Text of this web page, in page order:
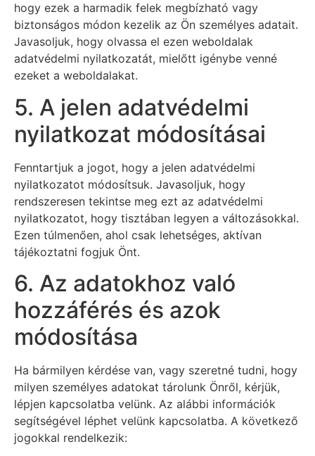
hogy ezek a harmadik felek megbízható vagy
biztonságos módon kezelik az Ön személyes adatait.
Javasoljuk, hogy olvassa el ezen weboldalak
adatvédelmi nyilatkozatát, mielőtt igénybe venné
ezeket a weboldalakat.
5. A jelen adatvédelmi
nyilatkozat módosításai
Fenntartjuk a jogot, hogy a jelen adatvédelmi
nyilatkozatot módosítsuk. Javasoljuk, hogy
rendszeresen tekintse meg ezt az adatvédelmi
nyilatkozatot, hogy tisztában legyen a változásokkal.
Ezen túlmenően, ahol csak lehetséges, aktívan
tájékoztatni fogjuk Önt.
6. Az adatokhoz való
hozzáférés és azok
módosítása
Ha bármilyen kérdése van, vagy szeretné tudni, hogy
milyen személyes adatokat tárolunk Önről, kérjük,
lépjen kapcsolatba velünk. Az alábbi információk
segítségével léphet velünk kapcsolatba. A következő
jogokkal rendelkezik: